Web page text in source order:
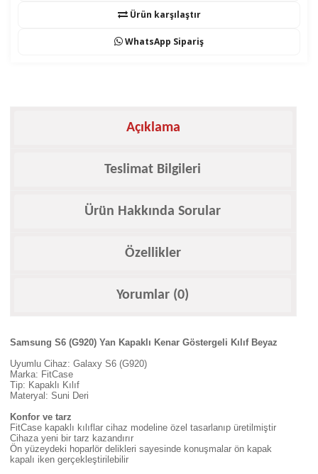
Ürün karşılaştır
WhatsApp Sipariş
Açıklama
Teslimat Bilgileri
Ürün Hakkında Sorular
Özellikler
Yorumlar (0)
Samsung S6 (G920) Yan Kapaklı Kenar Göstergeli Kılıf Beyaz
Uyumlu Cihaz: Galaxy S6 (G920)
Marka: FitCase
Tip: Kapaklı Kılıf
Materyal: Suni Deri
Konfor ve tarz
FitCase kapaklı kılıflar cihaz modeline özel tasarlanıp üretilmiştir
Cihaza yeni bir tarz kazandırır
Ön yüzeydeki hoparlör delikleri sayesinde konuşmalar ön kapak
kapalı iken gerçekleştirilebilir